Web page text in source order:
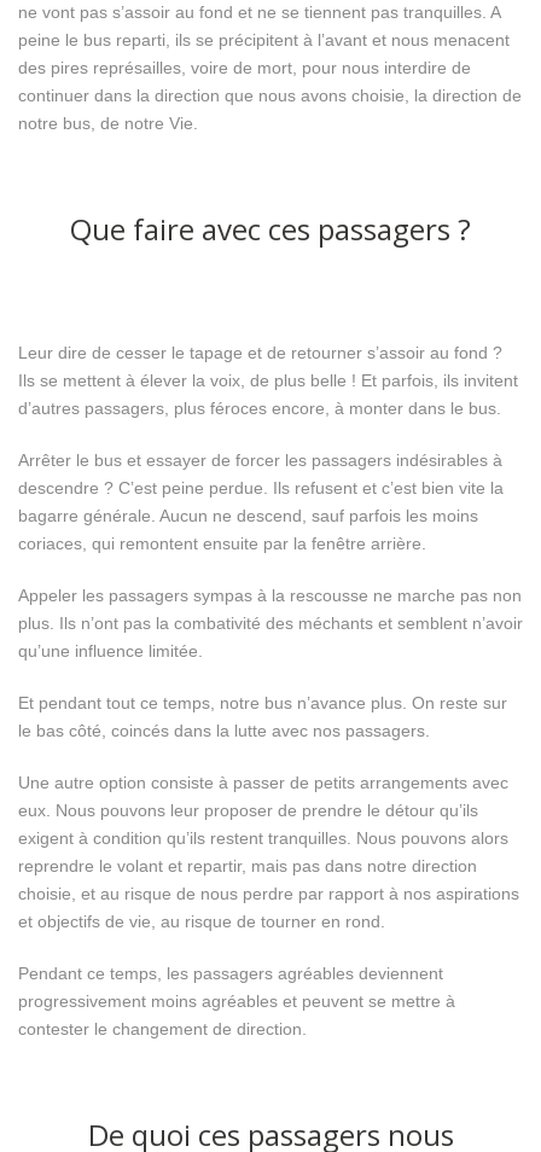
ne vont pas s’assoir au fond et ne se tiennent pas tranquilles. A
peine le bus reparti, ils se précipitent à l’avant et nous menacent
des pires représailles, voire de mort, pour nous interdire de
continuer dans la direction que nous avons choisie, la direction de
notre bus, de notre Vie.
Que faire avec ces passagers ?
Leur dire de cesser le tapage et de retourner s’assoir au fond ?
Ils se mettent à élever la voix, de plus belle ! Et parfois, ils invitent
d’autres passagers, plus féroces encore, à monter dans le bus.
Arrêter le bus et essayer de forcer les passagers indésirables à
descendre ? C’est peine perdue. Ils refusent et c’est bien vite la
bagarre générale. Aucun ne descend, sauf parfois les moins
coriaces, qui remontent ensuite par la fenêtre arrière.
Appeler les passagers sympas à la rescousse ne marche pas non
plus. Ils n’ont pas la combativité des méchants et semblent n’avoir
qu’une influence limitée.
Et pendant tout ce temps, notre bus n’avance plus. On reste sur
le bas côté, coincés dans la lutte avec nos passagers.
Une autre option consiste à passer de petits arrangements avec
eux. Nous pouvons leur proposer de prendre le détour qu’ils
exigent à condition qu’ils restent tranquilles. Nous pouvons alors
reprendre le volant et repartir, mais pas dans notre direction
choisie, et au risque de nous perdre par rapport à nos aspirations
et objectifs de vie, au risque de tourner en rond.
Pendant ce temps, les passagers agréables deviennent
progressivement moins agréables et peuvent se mettre à
contester le changement de direction.
De quoi ces passagers nous